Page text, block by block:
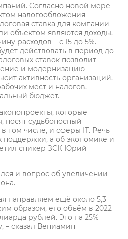
Согласно новой мере
налогообложения
ставка для компании
объектом являются доходы,
расходов – с 15 до 5%.
действовать в период до
ставок позволит
и модернизацию
активность организаций,
мест и налогов,
бюджет.
которые
носят судьбоносный
в том числе, и сферы IT. Речь
поддержки, а об экономике и
спикер ЗСК Юрий
и вопрос об увеличении
направляем ещё около 5,3
образом, его объём в 2022
рублей. Это на 25%
– сказал Вениамин